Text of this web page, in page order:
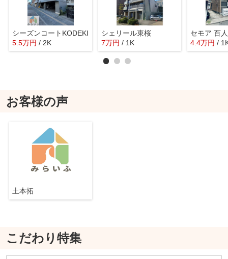
シーズンコートKODEKI
5.5万円 / 2K
シェリール東桜
7万円 / 1K
セモア 百
4.4万円 /
お客様の声
土本拓
こだわり特集